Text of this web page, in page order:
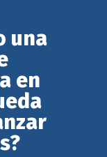
una
en